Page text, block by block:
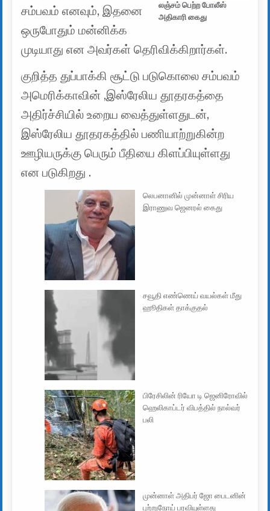
லஞ்சம் பெற்ற போலீஸ்
அதிகாரி கைது
சம்பவம் எனவும், இதனை
ஒருபோதும் மன்னிக்க
முடியாது என அவர்கள் தெரிவிக்கிறார்கள்.
குறித்த துப்பாக்கி சூட்டு படுகொலை சம்பவம்
அமெரிக்காவின் ,இஸ்ரேலிய தூதரகத்தை
அதிர்ச்சியில் உறைய வைத்துள்ளதுடன்,
இஸ்ரேலிய தூதரகத்தில் பணியாற்றுகின்ற
ஊழியருக்கு பெரும் பீதியை கிளப்பியுள்ளது
என படுகிறது .
லெபனானில் முன்னாள் சிரிய
இராணுவ ஜெனரல் கைது
சவூதி எண்ணெய் வயல்கள் மீது
ஹூதிகள் தாக்குதல்
பிரேசிலின் ரியோ டி ஜெனிரோவில்
ஹெலிகாப்டர் விபத்தில் நால்வர்
பலி
முன்னாள் அதிபர் ஜோ பைடனின்
புற்றுநோய் பரவியுள்ளது